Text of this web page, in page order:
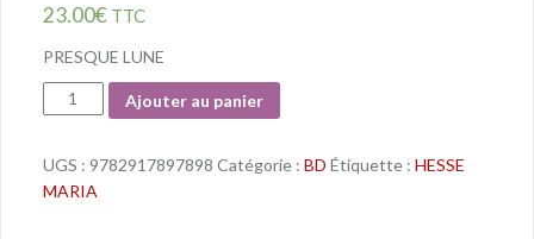
23.00€ TTC
PRESQUE LUNE
Quantité
Ajouter au panier
UGS : 9782917897898 Catégorie : BD Étiquette : HESSE
MARIA